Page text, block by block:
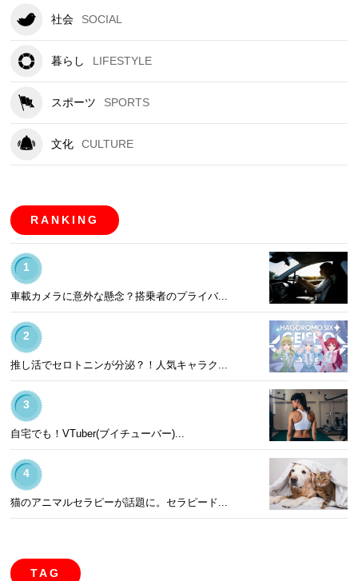
社会 SOCIAL
暮らし LIFESTYLE
スポーツ SPORTS
文化 CULTURE
RANKING
1
車載カメラに意外な懸念？搭乗者のプライバ...
2
推し活でセロトニンが分泌？！人気キャラク...
3
自宅でも！VTuber(ブイチューバー)...
4
猫のアニマルセラピーが話題に。セラピード...
TAG